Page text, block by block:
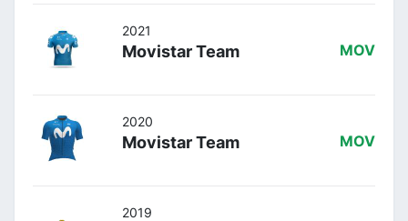
2021
Movistar Team MOV
2020
Movistar Team MOV
2019